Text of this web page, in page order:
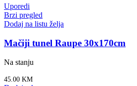
Uporedi
Brzi pregled
Dodaj na listu želja
Mačiji tunel Raupe 30x170cm
Na stanju
45.00 KM